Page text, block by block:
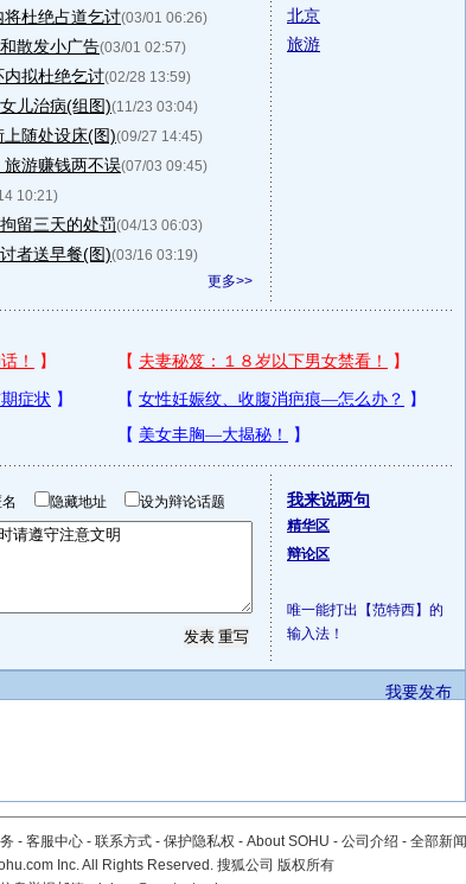
杜绝占道乞讨(03/01 06:26)
散发小广告(03/01 02:57)
拟杜绝乞讨(02/28 13:59)
儿治病(组图)(11/23 03:04)
随处设床(图)(09/27 14:45)
游赚钱两不误(07/03 09:45)
10:21)
留三天的处罚(04/13 06:03)
者送早餐(图)(03/16 03:19)
更多>>
北京
旅游
名 隐藏地址 设为辩论话题 我来说两句
精华区
辩论区
唯一能打出【范特西】的
输入法！
我要发布
- 客服中心 - 联系方式 - 保护隐私权 - About SOHU - 公司介绍 - 全部新闻
Inc. All Rights Reserved. 搜狐公司 版权所有